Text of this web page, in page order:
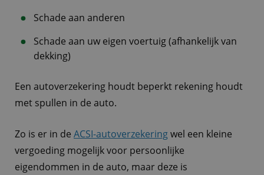
Schade aan anderen
Schade aan uw eigen voertuig (afhankelijk van
dekking)
Een autoverzekering houdt beperkt rekening houdt
met spullen in de auto.
Zo is er in de ACSI-autoverzekeringwel een kleine
vergoeding mogelijk voor persoonlijke
eigendommen in de auto, maar deze is